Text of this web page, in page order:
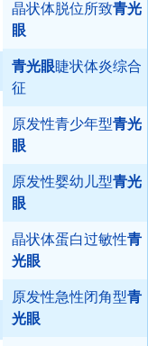
晶状体脱位所致青光
眼
青光眼睫状体炎综合
征
原发性青少年型青光
眼
原发性婴幼儿型青光
眼
晶状体蛋白过敏性青
光眼
原发性急性闭角型青
光眼